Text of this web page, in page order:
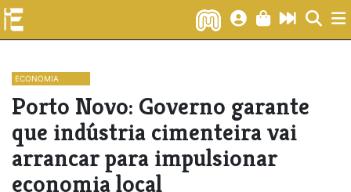
ECONOMIA
Porto Novo: Governo garante
que indústria cimenteira vai
arrancar para impulsionar
economia local